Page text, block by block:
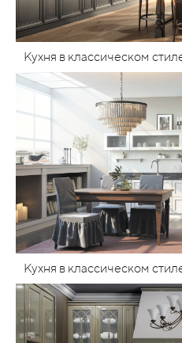
Кухня в классическом
Кухня в классическом